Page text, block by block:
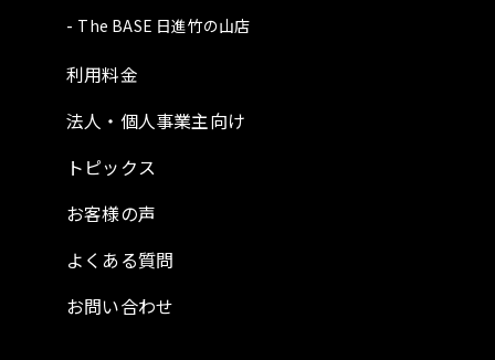
The BASE 日進竹の山店
利用料金
法人・個人事業主向け
トピックス
お客様の声
よくある質問
お問い合わせ